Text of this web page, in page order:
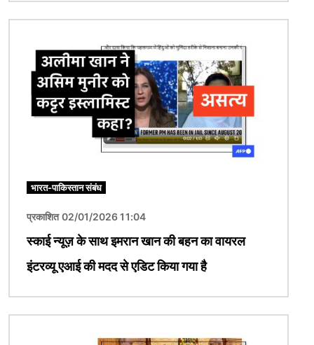
भारत-पाकिस्तान संबंध
प्रकाशित 02/01/2026 11:04
स्काई न्यूज़ के साथ इमरान खान की बहन का वायरल
इंटरव्यू एआई की मदद से एडिट किया गया है